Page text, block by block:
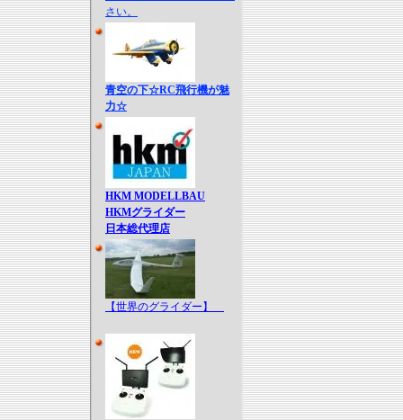
さい。
青空の下☆RC飛行機が魅
力☆
HKM MODELLBAU
HKMグライダー
日本総代理店
【世界のグライダー】